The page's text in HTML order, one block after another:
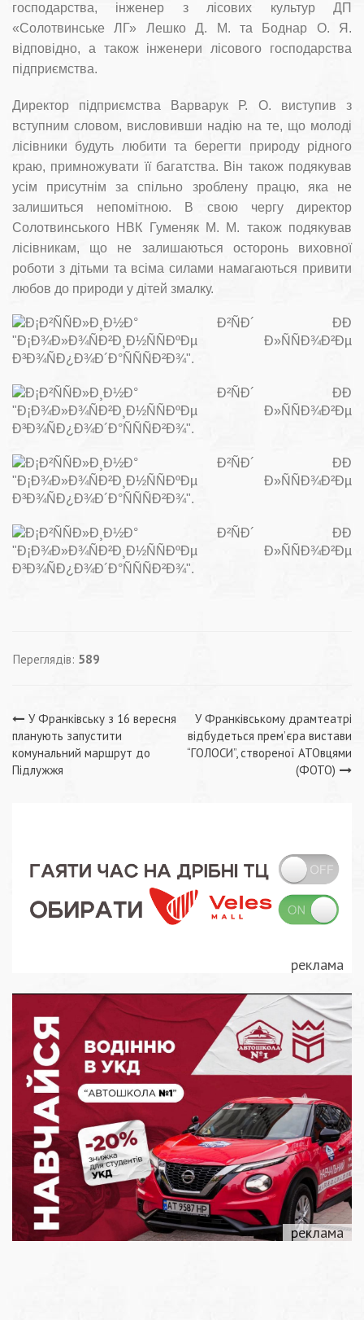
господарства, інженер з лісових культур ДП
«Солотвинське ЛГ» Лешко Д. М. та Боднар О. Я.
відповідно, а також інженери лісового господарства
підприємства.
Директор підприємства Варварук Р. О. виступив з
вступним словом, висловивши надію на те, що молоді
лісівники будуть любити та берегти природу рідного
краю, примножувати її багатства. Він також подякував
усім присутнім за спільно зроблену працю, яка не
залишиться непомітною. В свою чергу директор
Солотвинського НВК Гуменяк М. М. також подякував
лісівникам, що не залишаються осторонь виховної
роботи з дітьми та всіма силами намагаються привити
любов до природи у дітей змалку.
Переглядів: 589
Навігація
записів
У Франківську з 16 вересня
планують запустити
комунальний маршрут до
Підлужжя
У Франківському драмтеатрі
відбудеться прем’єра вистави
“ГОЛОСИ”, створеної АТОвцями
(ФОТО)